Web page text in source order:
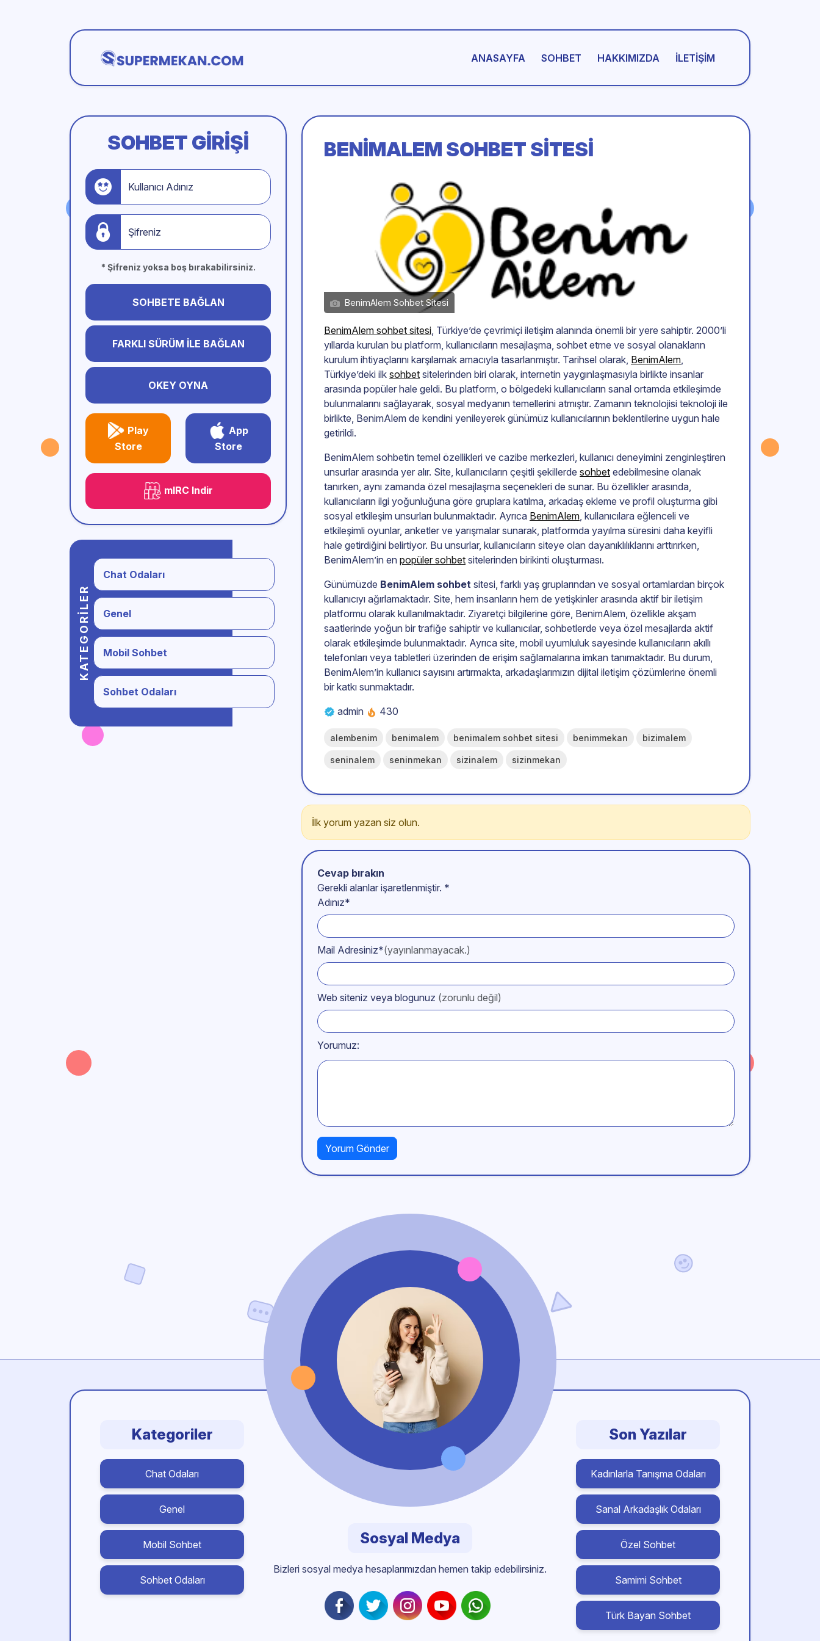
ANASAYFA SOHBET HAKKIMIZDA İLETIŞIM
SOHBET GIRIŞI
Kullanıcı Adınız
Şifreniz
* Şifreniz yoksa boş bırakabilirsiniz.
SOHBETE BAĞLAN
FARKLI SÜRÜM İLE BAĞLAN
OKEY OYNA
Play
Store
App
Store
mIRC Indir
KATEGORILER
Chat Odaları
Genel
Mobil Sohbet
Sohbet Odaları
BENIMALEM SOHBET SITESI
BenimAlem Sohbet Sitesi
BenimAlem sohbet sitesi, Türkiye’de çevrimiçi iletişim alanında önemli bir yere sahiptir. 2000’li
yıllarda kurulan bu platform, kullanıcıların mesajlaşma, sohbet etme ve sosyal olanakların
kurulum ihtiyaçlarını karşılamak amacıyla tasarlanmıştır. Tarihsel olarak, BenimAlem,
Türkiye’deki ilk sohbet sitelerinden biri olarak, internetin yaygınlaşmasıyla birlikte insanlar
arasında popüler hale geldi. Bu platform, o bölgedeki kullanıcıların sanal ortamda etkileşimde
bulunmalarını sağlayarak, sosyal medyanın temellerini atmıştır. Zamanın teknolojisi teknoloji ile
birlikte, BenimAlem de kendini yenileyerek günümüz kullanıcılarının beklentilerine uygun hale
getirildi.
BenimAlem sohbetin temel özellikleri ve cazibe merkezleri, kullanıcı deneyimini zenginleştiren
unsurlar arasında yer alır. Site, kullanıcıların çeşitli şekillerde sohbet edebilmesine olanak
tanırken, aynı zamanda özel mesajlaşma seçenekleri de sunar. Bu özellikler arasında,
kullanıcıların ilgi yoğunluğuna göre gruplara katılma, arkadaş ekleme ve profil oluşturma gibi
sosyal etkileşim unsurları bulunmaktadır. Ayrıca BenimAlem, kullanıcılara eğlenceli ve
etkileşimli oyunlar, anketler ve yarışmalar sunarak, platformda yayılma süresini daha keyifli
hale getirdiğini belirtiyor. Bu unsurlar, kullanıcıların siteye olan dayanıklılıklarını arttırırken,
BenimAlem’in en popüler sohbet sitelerinden birikinti oluşturması.
Günümüzde BenimAlem sohbet sitesi, farklı yaş gruplarından ve sosyal ortamlardan birçok
kullanıcıyı ağırlamaktadır. Site, hem insanların hem de yetişkinler arasında aktif bir iletişim
platformu olarak kullanılmaktadır. Ziyaretçi bilgilerine göre, BenimAlem, özellikle akşam
saatlerinde yoğun bir trafiğe sahiptir ve kullanıcılar, sohbetlerde veya özel mesajlarda aktif
olarak etkileşimde bulunmaktadır. Ayrıca site, mobil uyumluluk sayesinde kullanıcıların akıllı
telefonları veya tabletleri üzerinden de erişim sağlamalarına imkan tanımaktadır. Bu durum,
BenimAlem’in kullanıcı sayısını artırmakta, arkadaşlarımızın dijital iletişim çözümlerine önemli
bir katkı sunmaktadır.
admin
430
alembenim benimalem benimalem sohbet sitesi benimmekan bizimalem
seninalem seninmekan sizinalem sizinmekan
İlk yorum yazan siz olun.
Cevap bırakın
Gerekli alanlar işaretlenmiştir. *
Adınız*
Mail Adresiniz*(yayınlanmayacak.)
Web siteniz veya blogunuz (zorunlu değil)
Yorumuz:
Kategoriler
Chat Odaları
Genel
Mobil Sohbet
Sohbet Odaları
Sosyal Medya
Bizleri sosyal medya hesaplarımızdan hemen takip edebilirsiniz.
Son Yazılar
Kadınlarla Tanışma Odaları
Sanal Arkadaşlık Odaları
Özel Sohbet
Samimi Sohbet
Türk Bayan Sohbet